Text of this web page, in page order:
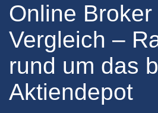
Online Broker
Vergleich –
rund um das
Aktiendepot